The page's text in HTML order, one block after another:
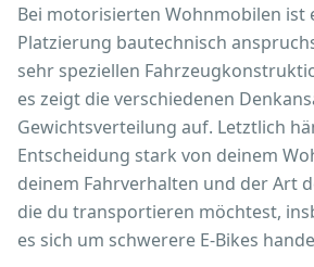
Bei motorisierten Wohnmobilen ist
Platzierung bautechnisch
sehr speziellen
es zeigt die verschiedenen
Gewichtsverteilung auf. Letztlich
Entscheidung stark von deinem
deinem Fahrverhalten und der Art
die du transportieren möchtest,
es sich um schwerere E-Bikes